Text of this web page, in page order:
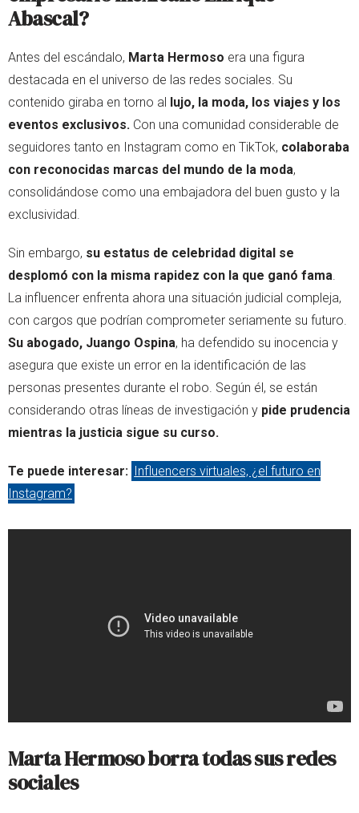
Abascal?
Antes del escándalo, Marta Hermoso era una figura
destacada en el universo de las redes sociales. Su
contenido giraba en torno al
lujo, la moda, los viajes y los
eventos exclusivos. Con una comunidad considerable de
seguidores tanto en Instagram como en TikTok, colaboraba
con reconocidas marcas del mundo de la moda,
consolidándose como una embajadora del buen gusto y la
exclusividad.
Sin embargo, su estatus de celebridad digital se
desplomó con la misma rapidez con la que ganó fama.
La influencer enfrenta ahora una situación judicial compleja,
con cargos que podrían comprometer seriamente su futuro.
Su abogado, Juango Ospina, ha defendido su inocencia y
asegura que existe un error en la identificación de las
personas presentes durante el robo. Según él, se están
considerando otras líneas de investigación y pide prudencia
mientras la justicia sigue su curso.
Te puede interesar:
Influencers virtuales, ¿el futuro en
Instagram?
Marta Hermoso borra todas sus redes
sociales